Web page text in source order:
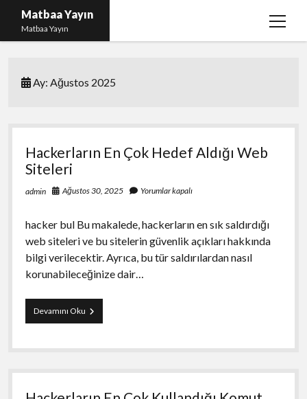
Matbaa Yayın
Matbaa Yayın
menüyü
Instagram Bot Takipçileri Silme
Ücretsiz Twitter Beğeni Kasma
Ay:Ağustos 2025
Hackerların En Çok Hedef Aldığı Web
Siteleri
admin Ağustos 30, 2025 Yorumlar kapalı
hacker bul Bu makalede, hackerların en sık saldırdığı
web siteleri ve bu sitelerin güvenlik açıkları hakkında
bilgi verilecektir. Ayrıca, bu tür saldırılardan nasıl
korunabileceğinize dair…
Devamını OkuHackerların
En
Hedef
Web